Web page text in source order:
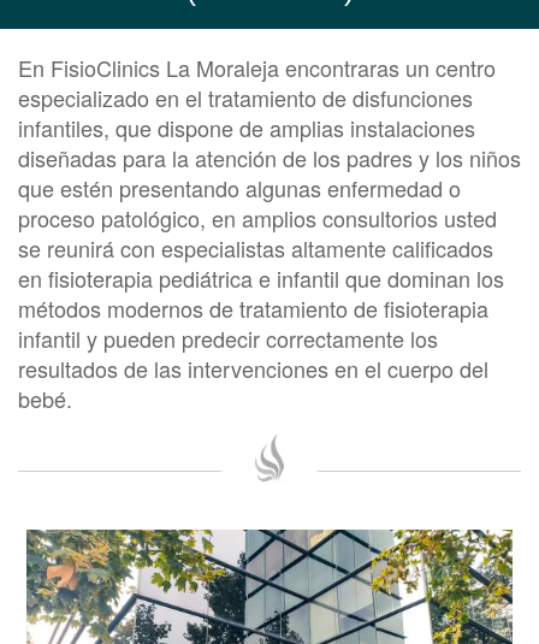
En FisioClinics La Moraleja encontraras un centro
especializado en el tratamiento de disfunciones
infantiles, que dispone de amplias instalaciones
diseñadas para la atención de los padres y los niños
que estén presentando algunas enfermedad o
proceso patológico, en amplios consultorios usted
se reunirá con especialistas altamente calificados
en fisioterapia pediátrica e infantil que dominan los
métodos modernos de tratamiento de fisioterapia
infantil y pueden predecir correctamente los
resultados de las intervenciones en el cuerpo del
bebé.